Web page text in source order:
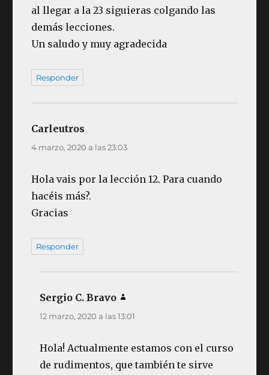
al llegar a la 23 siguieras colgando las
demás lecciones.
Un saludo y muy agradecida
Responder
Carleutros
4 marzo, 2020 a las 23:03
Hola vais por la lección 12. Para cuando
hacéis más?.
Gracias
Responder
Sergio C. Bravo
12 marzo, 2020 a las 13:01
Hola! Actualmente estamos con el curso
de rudimentos, que también te sirve